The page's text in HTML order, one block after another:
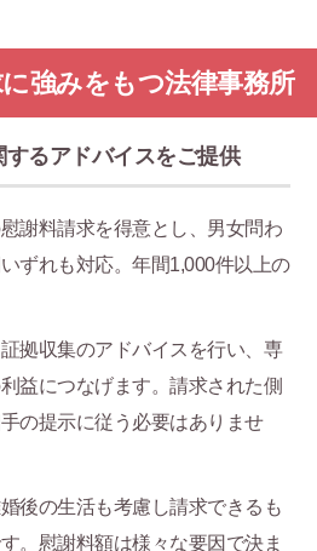
強みをもつ法律事務所
るアドバイスをご提供
謝料請求を得意とし、男女問わ
ずれも対応。年間1,000件以上の
拠収集のアドバイスを行い、専
益につなげます。請求された側
の提示に従う必要はありませ
後の生活も考慮し請求できるも
。慰謝料額は様々な要因で決ま